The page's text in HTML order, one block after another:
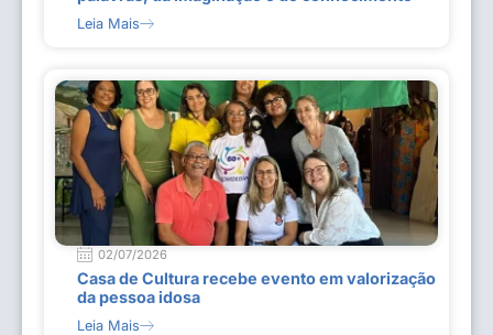
Leia Mais
02/07/2026
Casa de Cultura recebe evento em valorização
da pessoa idosa
Leia Mais